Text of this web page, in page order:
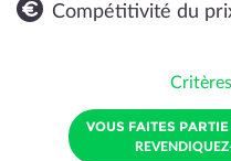
Compétitivité du
VOUS FAITES